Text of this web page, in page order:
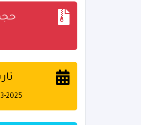
11-03-2025